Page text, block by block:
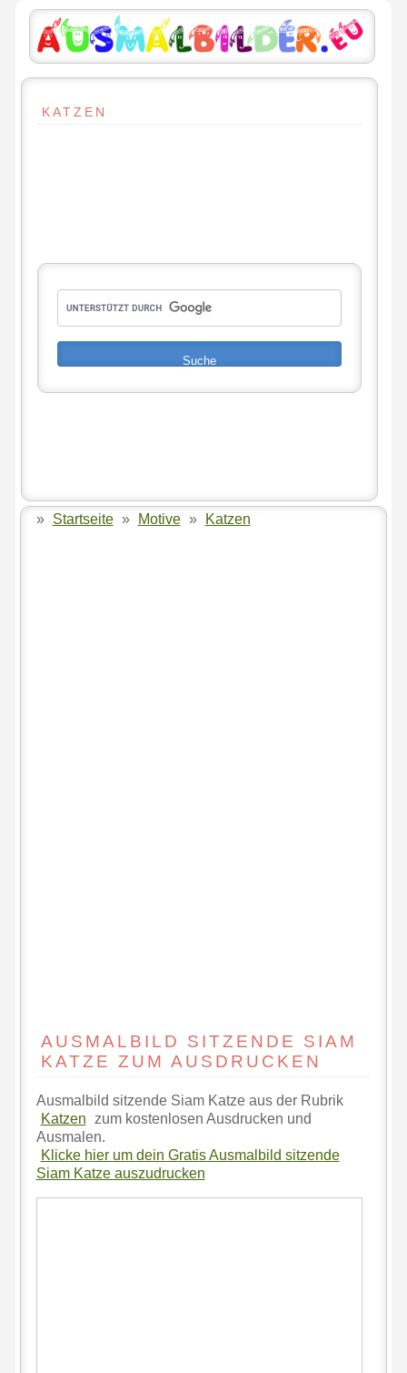
KATZEN
» Startseite » Motive » Katzen
AUSMALBILD SITZENDE SIAM
KATZE ZUM AUSDRUCKEN
Ausmalbild sitzende Siam Katze aus der Rubrik
Katzen
zum kostenlosen Ausdrucken und
Ausmalen.
Klicke hier um dein Gratis Ausmalbild sitzende
Siam Katze auszudrucken